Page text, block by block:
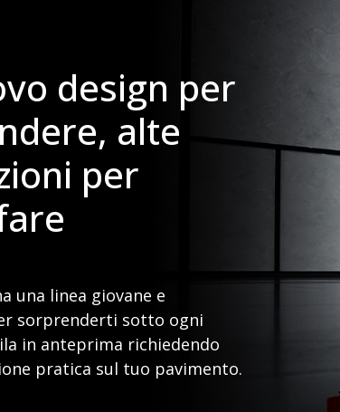
design per
alte
per
una linea giovane e
sorprenderti sotto ogni
in anteprima richiedendo
pratica sul tuo pavimento.